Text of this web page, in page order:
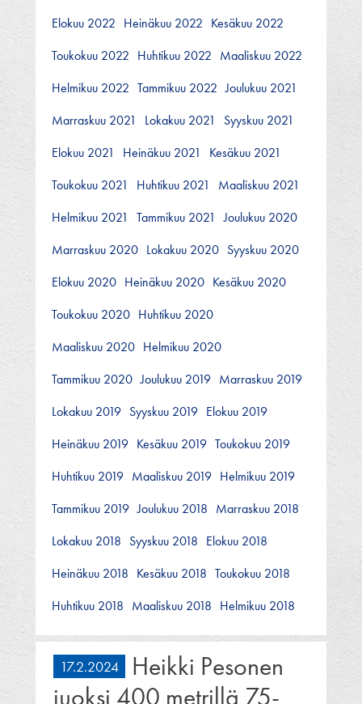
Elokuu 2022 Heinäkuu 2022 Kesäkuu 2022
Toukokuu 2022 Huhtikuu 2022 Maaliskuu 2022
Helmikuu 2022 Tammikuu 2022 Joulukuu 2021
Marraskuu 2021
Lokakuu 2021
Syyskuu 2021
Elokuu 2021
Heinäkuu 2021
Kesäkuu 2021
Toukokuu 2021
Huhtikuu 2021
Maaliskuu 2021
Helmikuu 2021
Tammikuu 2021
Joulukuu 2020
Marraskuu 2020 Lokakuu 2020 Syyskuu 2020
Elokuu 2020 Heinäkuu 2020 Kesäkuu 2020
Toukokuu 2020 Huhtikuu 2020
Maaliskuu 2020 Helmikuu 2020
Tammikuu 2020 Joulukuu 2019 Marraskuu 2019
Lokakuu 2019 Syyskuu 2019 Elokuu 2019
Heinäkuu 2019 Kesäkuu 2019 Toukokuu 2019
Huhtikuu 2019 Maaliskuu 2019 Helmikuu 2019
Tammikuu 2019 Joulukuu 2018 Marraskuu 2018
Lokakuu 2018 Syyskuu 2018 Elokuu 2018
Heinäkuu 2018 Kesäkuu 2018 Toukokuu 2018
Huhtikuu 2018 Maaliskuu 2018 Helmikuu 2018
17.2.2024
Heikki Pesonen
juoksi 400 metrillä 75-